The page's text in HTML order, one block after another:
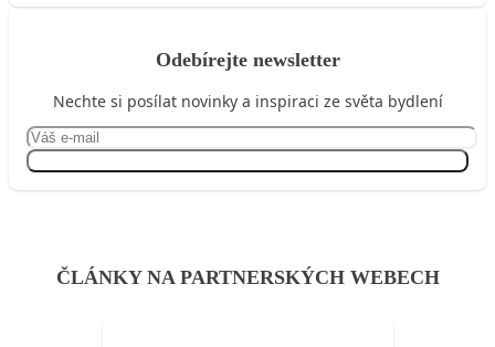
Odebírejte newsletter
Nechte si posílat novinky a inspiraci ze světa bydlení
ČLÁNKY NA PARTNERSKÝCH WEBECH